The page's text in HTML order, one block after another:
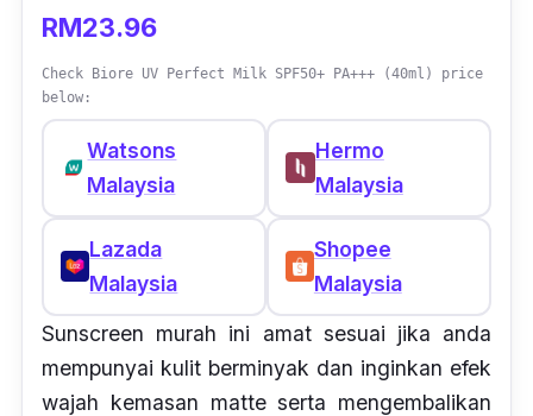
RM23.96
Check Biore UV Perfect Milk SPF50+ PA+++ (40ml) price
below:
Watsons
Malaysia
Hermo
Malaysia
Lazada
Malaysia
Shopee
Malaysia
Sunscreen murah ini amat sesuai jika anda
mempunyai kulit berminyak dan inginkan efek
wajah kemasan matte serta mengembalikan